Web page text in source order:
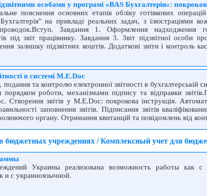
особами у програмі «BAS Бухгалтерія»:
пояснення основних етапів обліку готівкових
на прикладі реальних задач, з ілюстраціями
Завдання 1. Оформлення надходження
під звіт працівнику. Завдання 3. Звіт підзвітної особи
залишку підзвітних коштів. Додаткові звіти і контроль
в системі M.E.Doc
та контролю електронної звітності в бухгалтерській
роботи, механізмами підпису та відправки
Створення звітів у M.E.Doc: покрокова інструкція.
заповнення звітів. Підписання звітів
органу. Отримання квитанцій та повідомлень від
бюджетных учреждениях / Комплексный учет для
Украины реализована возможность работы как с
и с украиноязычной.